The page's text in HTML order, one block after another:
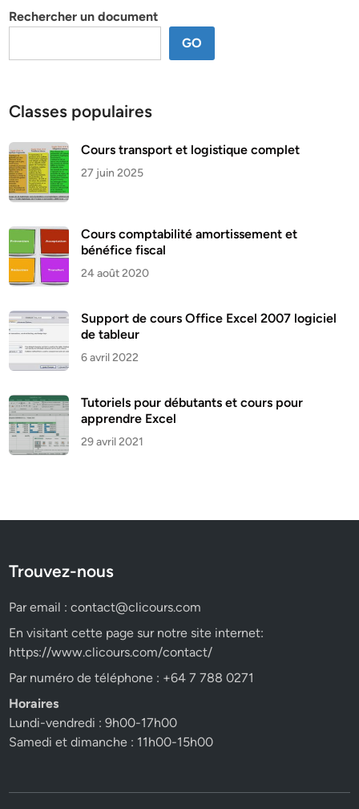
Rechercher un document
GO
Classes populaires
Cours transport et logistique complet
27 juin 2025
Cours comptabilité amortissement et
bénéfice fiscal
24 août 2020
Support de cours Office Excel 2007 logiciel
de tableur
6 avril 2022
Tutoriels pour débutants et cours pour
apprendre Excel
29 avril 2021
Trouvez-nous
Par email :contact@clicours.com
En visitant cette page sur notre site internet:
https://www.clicours.com/contact/
Par numéro de téléphone : +64 7 788 0271
Horaires
Lundi-vendredi : 9h00-17h00
Samedi et dimanche : 11h00-15h00